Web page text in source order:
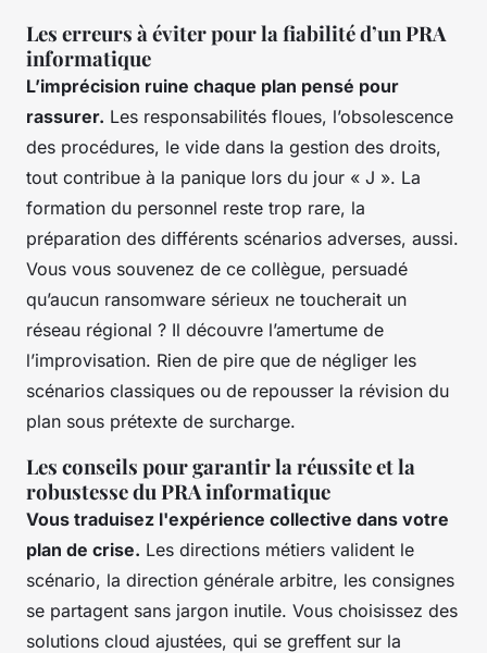
Les erreurs à éviter pour la fiabilité d’un PRA
informatique
L’imprécision ruine chaque plan pensé pour
rassurer. Les responsabilités floues, l’obsolescence
des procédures, le vide dans la gestion des droits,
tout contribue à la panique lors du jour « J ». La
formation du personnel reste trop rare, la
préparation des différents scénarios adverses, aussi.
Vous vous souvenez de ce collègue, persuadé
qu’aucun ransomware sérieux ne toucherait un
réseau régional ? Il découvre l’amertume de
l’improvisation. Rien de pire que de négliger les
scénarios classiques ou de repousser la révision du
plan sous prétexte de surcharge.
Les conseils pour garantir la réussite et la
robustesse du PRA informatique
Vous traduisez l'expérience collective dans votre
plan de crise. Les directions métiers valident le
scénario, la direction générale arbitre, les consignes
se partagent sans jargon inutile. Vous choisissez des
solutions cloud ajustées, qui se greffent sur la